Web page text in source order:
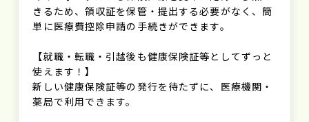
きるため、領収証を保管・提出する必要がなく、簡
単に医療費控除申請の手続きができます。
【就職・転職・引越後も健康保険証等としてずっと
使えます！】
新しい健康保険証等の発行を待たずに、医療機関・
薬局で利用できます。